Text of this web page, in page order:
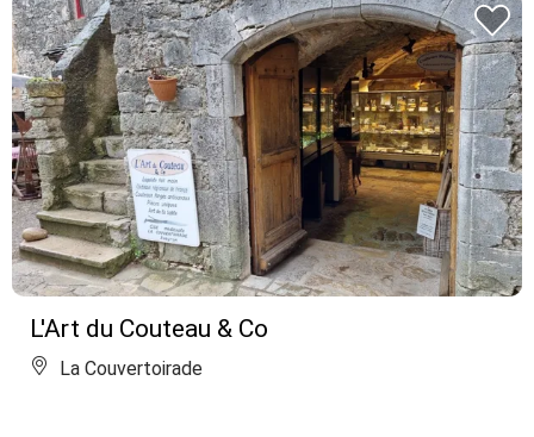
L'Art du Couteau & Co
La Couvertoirade